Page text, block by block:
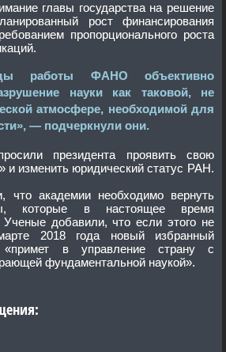
на решение
рост финансирования
пропорционального роста
работы ФАНО объективно
науки как таковой, не
для
— подчеркнули они.
свою
«политическую волю» и изменить юридический статус РАН.
что академии необходимо вернуть
что если этого не
2018 года новый избранный
«примет в управление страну с
обезглавленной, умирающей фундаментальной наукой».